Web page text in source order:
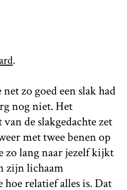
.
zo goed een slak had
nog niet. Het
van de slakgedachte zet
met twee benen op
zo lang naar jezelf kijkt
zijn lichaam
hoe relatief alles is. Dat